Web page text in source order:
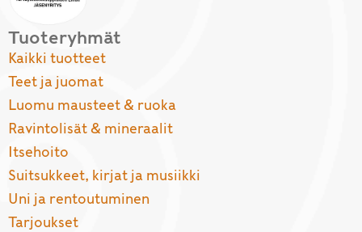
Tuoteryhmät
Kaikki tuotteet
Teet ja juomat
Luomu mausteet & ruoka
Ravintolisät & mineraalit
Itsehoito
Suitsukkeet, kirjat ja musiikki
Uni ja rentoutuminen
Tarjoukset